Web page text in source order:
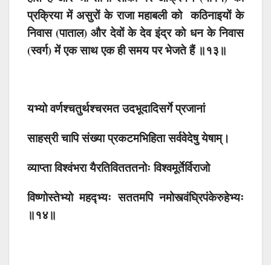
प्रक्रिया में असुरों के राजा महाबली को कठिनाइयों के
निवास (पाताल) और देवों के देव इंद्र को धन के निवास
(स्वर्ग) में एक साथ एक ही समय पर भेजते हैं ॥१३॥
यभ्यो वर्णश्चतुर्थश्चरमत उदभूदादिसर्गे प्रजानां
साहस्री चापि संख्या प्रकटमभिहिता सर्ववेदेषु येषाम्।
व्याप्ता विश्वंभरा यैरतिवितततनोः विश्वमूर्तेर्विराजो
विष्णोस्तेभ्यो महद्भ्यः सततमपि नमोस्त्वंघ्रिपंकेरुहेभ्यः
॥१४॥